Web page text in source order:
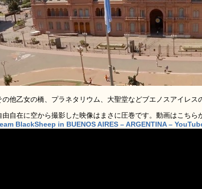
の他乙女の橋、プラネタリウム、大聖堂などブエノスアイレス
由自在に空から撮影した映像はまさに圧巻です。動画はこちら
BlackSheep in BUENOS AIRES – ARGENTINA –